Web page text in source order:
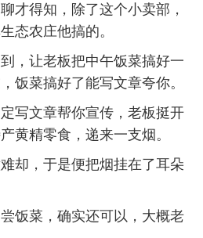
才得知，除了这个小卖部，
态农庄他搞的。
，让老板把中午饭菜搞好一
饭菜搞好了能写文章夸你。
写文章帮你宣传，老板挺开
黄精零食，递来一支烟。
却，于是便把烟挂在了耳朵
饭菜，确实还可以，大概老